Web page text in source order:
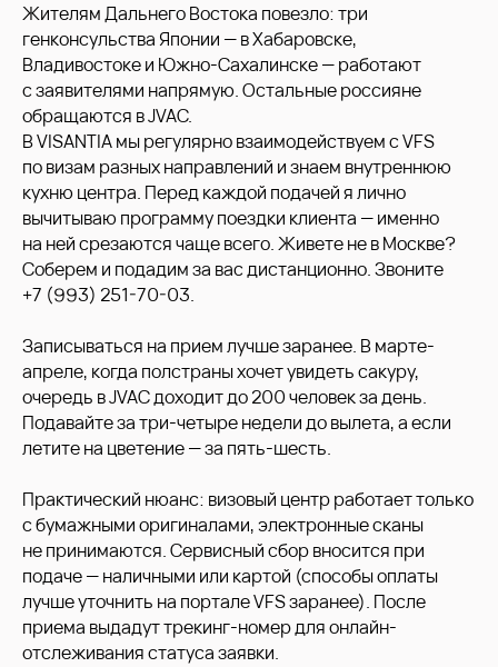
Жителям Дальнего Востока повезло: три
генконсульства Японии — в Хабаровске,
Владивостоке и Южно-Сахалинске — работают
с заявителями напрямую. Остальные россияне
обращаются в JVAC.
В VISANTIA мы регулярно взаимодействуем с VFS
по визам разных направлений и знаем внутреннюю
кухню центра. Перед каждой подачей я лично
вычитываю программу поездки клиента — именно
на ней срезаются чаще всего. Живете не в Москве?
Соберем и подадим за вас дистанционно. Звоните
+7 (993) 251-70-03.
Записываться на прием лучше заранее. В марте-
апреле, когда полстраны хочет увидеть сакуру,
очередь в JVAC доходит до 200 человек за день.
Подавайте за три-четыре недели до вылета, а если
летите на цветение — за пять-шесть.
Практический нюанс: визовый центр работает только
с бумажными оригиналами, электронные сканы
не принимаются. Сервисный сбор вносится при
подаче — наличными или картой (способы оплаты
лучше уточнить на портале VFS заранее). После
приема выдадут трекинг-номер для онлайн-
отслеживания статуса заявки.